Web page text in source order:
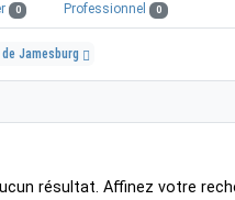
0 Professionnel 0
Jamesburg
résultat. Affinez votre